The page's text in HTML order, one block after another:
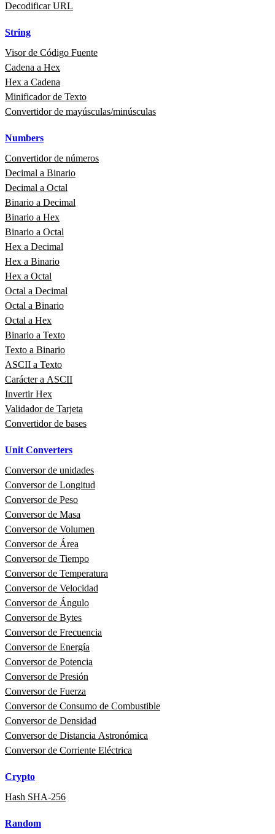
Decodificar URL
String
Visor de Código Fuente
Cadena a Hex
Hex a Cadena
Minificador de Texto
Convertidor de mayúsculas/minúsculas
Numbers
Convertidor de números
Decimal a Binario
Decimal a Octal
Binario a Decimal
Binario a Hex
Binario a Octal
Hex a Decimal
Hex a Binario
Hex a Octal
Octal a Decimal
Octal a Binario
Octal a Hex
Binario a Texto
Texto a Binario
ASCII a Texto
Carácter a ASCII
Invertir Hex
Validador de Tarjeta
Convertidor de bases
Unit Converters
Conversor de unidades
Conversor de Longitud
Conversor de Peso
Conversor de Masa
Conversor de Volumen
Conversor de Área
Conversor de Tiempo
Conversor de Temperatura
Conversor de Velocidad
Conversor de Ángulo
Conversor de Bytes
Conversor de Frecuencia
Conversor de Energía
Conversor de Potencia
Conversor de Presión
Conversor de Fuerza
Conversor de Consumo de Combustible
Conversor de Densidad
Conversor de Distancia Astronómica
Conversor de Corriente Eléctrica
Crypto
Hash SHA-256
Random